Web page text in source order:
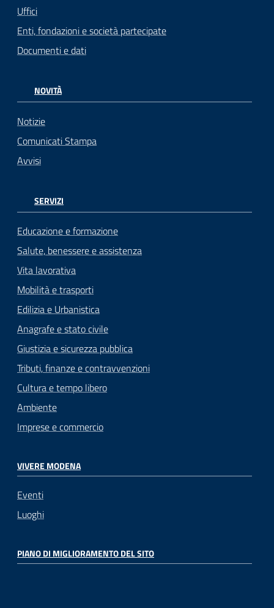
Uffici
Enti, fondazioni e società partecipate
Documenti e dati
NOVITÀ
Notizie
Comunicati Stampa
Avvisi
SERVIZI
Educazione e formazione
Salute, benessere e assistenza
Vita lavorativa
Mobilità e trasporti
Edilizia e Urbanistica
Anagrafe e stato civile
Giustizia e sicurezza pubblica
Tributi, finanze e contravvenzioni
Cultura e tempo libero
Ambiente
Imprese e commercio
VIVERE MODENA
Eventi
Luoghi
PIANO DI MIGLIORAMENTO DEL SITO